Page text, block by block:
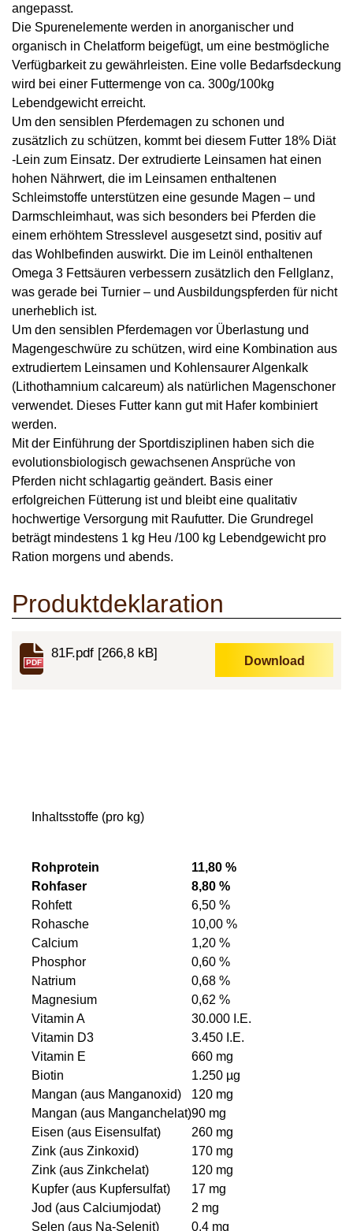
angepasst.
Die Spurenelemente werden in anorganischer und
organisch in Chelatform beigefügt, um eine bestmögliche
Verfügbarkeit zu gewährleisten. Eine volle Bedarfsdeckung
wird bei einer Futtermenge von ca. 300g/100kg
Lebendgewicht erreicht.
Um den sensiblen Pferdemagen zu schonen und
zusätzlich zu schützen, kommt bei diesem Futter 18% Diät
-Lein zum Einsatz. Der extrudierte Leinsamen hat einen
hohen Nährwert, die im Leinsamen enthaltenen
Schleimstoffe unterstützen eine gesunde Magen – und
Darmschleimhaut, was sich besonders bei Pferden die
einem erhöhtem Stresslevel ausgesetzt sind, positiv auf
das Wohlbefinden auswirkt. Die im Leinöl enthaltenen
Omega 3 Fettsäuren verbessern zusätzlich den Fellglanz,
was gerade bei Turnier – und Ausbildungspferden für nicht
unerheblich ist.
Um den sensiblen Pferdemagen vor Überlastung und
Magengeschwüre zu schützen, wird eine Kombination aus
extrudiertem Leinsamen und Kohlensaurer Algenkalk
(Lithothamnium calcareum) als natürlichen Magenschoner
verwendet. Dieses Futter kann gut mit Hafer kombiniert
werden.
Mit der Einführung der Sportdisziplinen haben sich die
evolutionsbiologisch gewachsenen Ansprüche von
Pferden nicht schlagartig geändert. Basis einer
erfolgreichen Fütterung ist und bleibt eine qualitativ
hochwertige Versorgung mit Raufutter. Die Grundregel
beträgt mindestens 1 kg Heu /100 kg Lebendgewicht pro
Ration morgens und abends.
Produktdeklaration
PDF
81F.pdf [266,8 kB]
Download
Inhaltsstoffe (pro kg)
Rohprotein
11,80 %
Rohfaser
8,80 %
Rohfett
6,50 %
Rohasche
10,00 %
Calcium
1,20 %
Phosphor
0,60 %
Natrium
0,68 %
Magnesium
0,62 %
Vitamin A
30.000 I.E.
Vitamin D3
3.450 I.E.
Vitamin E
660 mg
Biotin
1.250 µg
Mangan (aus Manganoxid)
120 mg
Mangan (aus Manganchelat)90 mg
Eisen (aus Eisensulfat)
260 mg
Zink (aus Zinkoxid)
170 mg
Zink (aus Zinkchelat)
120 mg
Kupfer (aus Kupfersulfat)
17 mg
Jod (aus Calciumjodat)
2 mg
Selen (aus Na-Selenit)
0,4 mg